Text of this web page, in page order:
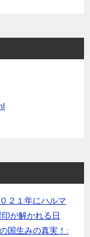
２１年にハルマ
が解かれる日
国生みの真実！: